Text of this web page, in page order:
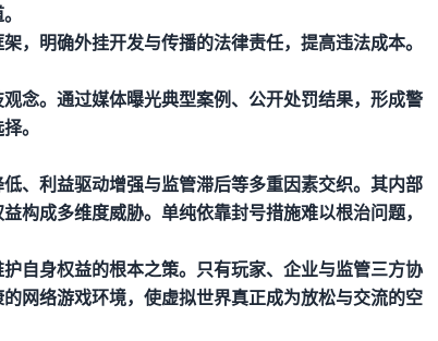
，明确外挂开发与传播的法律责任，提高违法成本。
念。通过媒体曝光典型案例、公开处罚结果，形成警
。
、利益驱动增强与监管滞后等多重因素交织。其内部
构成多维度威胁。单纯依靠封号措施难以根治问题，
自身权益的根本之策。只有玩家、企业与监管三方协
网络游戏环境，使虚拟世界真正成为放松与交流的空